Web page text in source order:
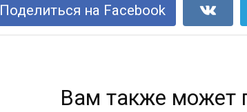
Поделиться на Facebook
Вам также может